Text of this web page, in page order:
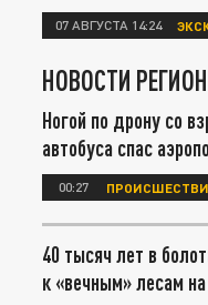
07 АВГУСТА 14:24
НОВОСТИ
Ногой по дрону со
автобуса спас
00:27
40 тысяч лет в
к «вечным» лесам